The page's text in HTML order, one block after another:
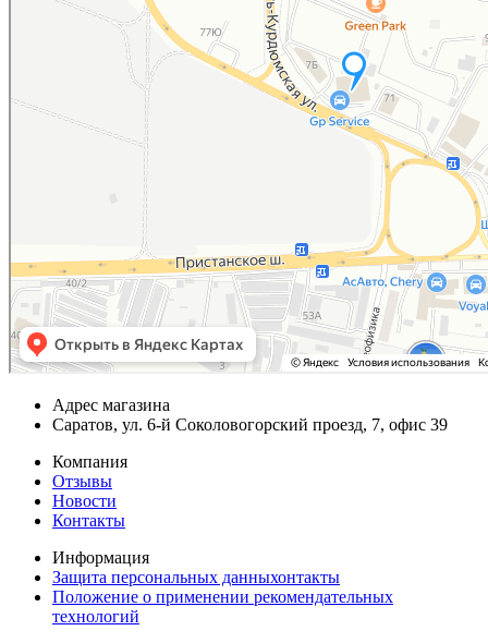
Адрес магазина
Саратов, ул. 6-й Соколовогорский проезд, 7, офис 39
Компания
Отзывы
Новости
Контакты
Информация
Защита персональных данныхонтакты
Положение о применении рекомендательных
технологий